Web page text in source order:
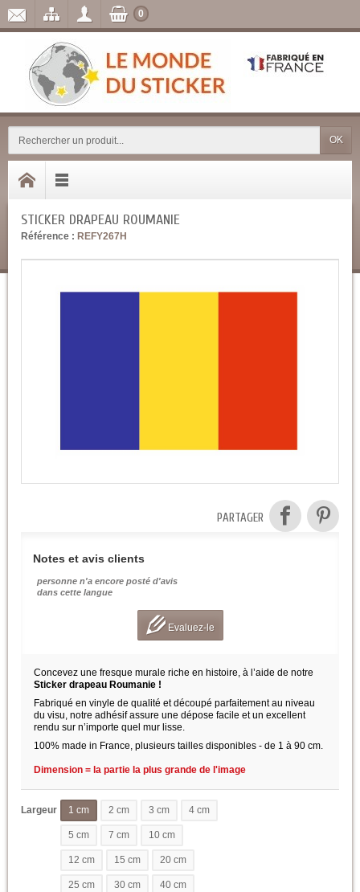
OK
0
STICKER DRAPEAU ROUMANIE
Référence : REFY267H
PARTAGER
Notes et avis clients
personne n'a encore posté d'avis
dans cette langue
Evaluez-le
Concevez une fresque murale riche en histoire, à l’aide de notre
Sticker drapeau Roumanie !
Fabriqué en vinyle de qualité et découpé parfaitement au niveau
du visu, notre adhésif assure une dépose facile et un excellent
rendu sur n’importe quel mur lisse.
100% made in France, plusieurs tailles disponibles - de 1 à 90 cm.
Dimension = la partie la plus grande de l'image
Largeur 1 cm 2 cm 3 cm 4 cm
5 cm 7 cm 10 cm
12 cm 15 cm 20 cm
25 cm 30 cm 40 cm